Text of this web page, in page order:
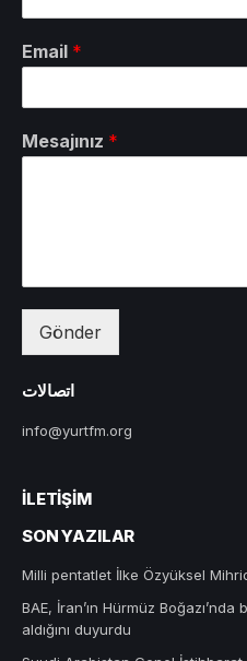
Email *
Mesajınız *
Gönder
اتصالات
info@yurtfm.org
İLETIŞIM
SON YAZILAR
Milli pentatlet İlke Özyüksel
BAE, İran’ın Hürmüz
aldığını duyurdu